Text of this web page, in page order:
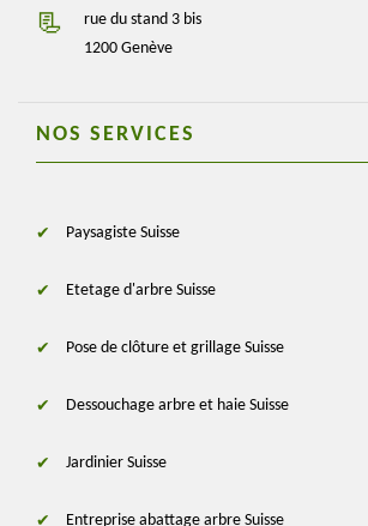
rue du stand 3 bis
1200 Genève
NOS SERVICES
Paysagiste Suisse
Etetage d'arbre Suisse
Pose de clôture et grillage Suisse
Dessouchage arbre et haie Suisse
Jardinier Suisse
Entreprise abattage arbre Suisse